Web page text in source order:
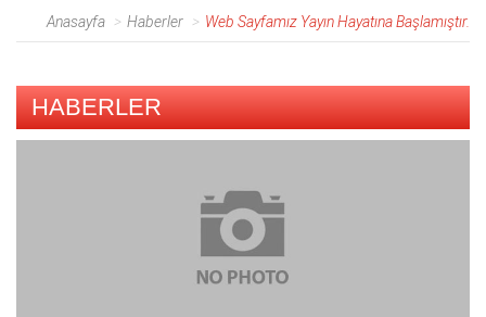
Anasayfa Haberler Web Sayfamız Yayın Hayatına Başlamıştır.
HABERLER